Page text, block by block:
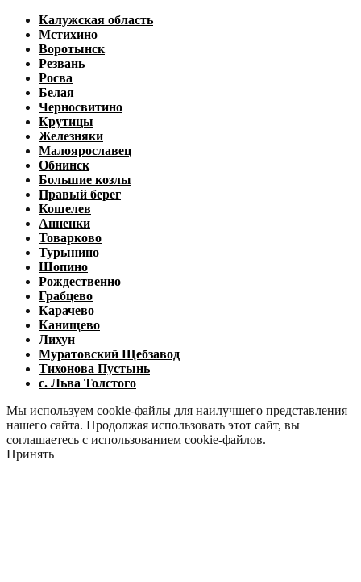
Калужская область
Мстихино
Воротынск
Резвань
Росва
Белая
Черносвитино
Крутицы
Железняки
Малоярославец
Обнинск
Большие козлы
Правый берег
Кошелев
Анненки
Товарково
Турынино
Шопино
Рождественно
Грабцево
Карачево
Канищево
Лихун
Муратовский Щебзавод
Тихонова Пустынь
с. Льва Толстого
Мы используем cookie-файлы для наилучшего представления
нашего сайта. Продолжая использовать этот сайт, вы
соглашаетесь с использованием cookie-файлов.
Принять